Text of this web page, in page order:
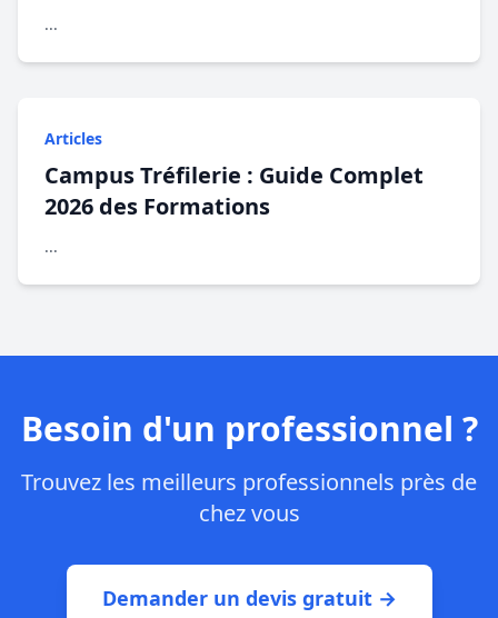
...
Articles
Campus Tréfilerie : Guide Complet
2026 des Formations
...
Besoin d'un professionnel ?
Trouvez les meilleurs professionnels près de
chez vous
Demander un devis gratuit →